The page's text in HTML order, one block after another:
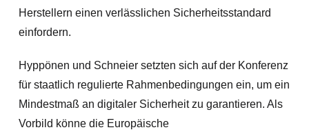
Herstellern einen verlässlichen Sicherheitsstandard
einfordern.
Hyppönen und Schneier setzten sich auf der Konferenz
für staatlich regulierte Rahmenbedingungen ein, um ein
Mindestmaß an digitaler Sicherheit zu garantieren. Als
Vorbild könne die Europäische